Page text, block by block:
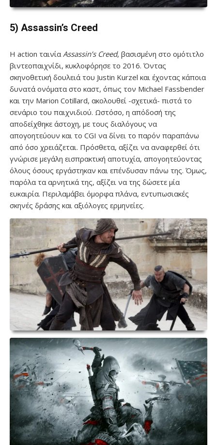
5) Assassin’s Creed
Η action ταινία Assassin’s Creed, βασισμένη στο ομότιτλο
βιντεοπαιχνίδι, κυκλοφόρησε το 2016. Όντας
σκηνοθετική δουλειά του Justin Kurzel και έχοντας κάποια
δυνατά ονόματα στο καστ, όπως τον Michael Fassbender
και την Marion Cotillard, ακολουθεί -σχετικά- πιστά το
σενάριο του παιχνιδιού. Ωστόσο, η απόδοσή της
αποδείχθηκε άστοχη, με τους διαλόγους να
απογοητεύουν και το CGI να δίνει το παρόν παραπάνω
από όσο χρειάζεται. Πρόσθετα, αξίζει να αναφερθεί ότι
γνώρισε μεγάλη εισπρακτική αποτυχία, απογοητεύοντας
όλους όσους εργάστηκαν και επένδυσαν πάνω της. Όμως,
παρόλα τα αρνητικά της, αξίζει να της δώσετε μία
ευκαιρία. Περιλαμάβει όμορφα πλάνα, εντυπωσιακές
σκηνές δράσης και αξιόλογες ερμηνείες.